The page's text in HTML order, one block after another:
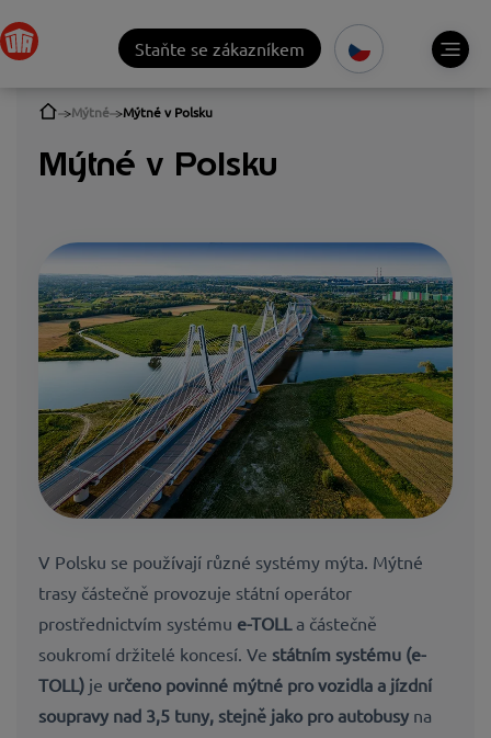
Staňte se zákazníkem
Mýtné Mýtné v Polsku
Mýtné v Polsku
V Polsku se používají různé systémy mýta. Mýtné
trasy částečně provozuje státní operátor
prostřednictvím systému e-TOLLa částečně
soukromí držitelé koncesí. Ve státním systému (e-
TOLL) je určeno povinné mýtné pro vozidla a jízdní
soupravy nad 3,5 tuny, stejně jako pro autobusy na